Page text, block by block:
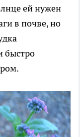
ей нужен
в почве, но
быстро